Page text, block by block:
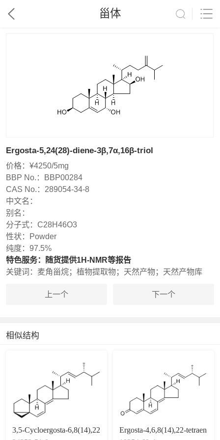
甾体
Ergosta-5,24(28)-diene-3β,7α,16β-triol
价格：¥4250/5mg
BBP No.： BBP00284
CAS No.： 289054-34-8
中文名：
别名：
分子式：C28H46O3
性状： Powder
纯度：97.5%
特色服务：
随货提供1H-NMR等报告
关键词：麦角甾烷；植物提取物；天然产物；天然产物库
上一个 下一个
相似结构
3,5-Cycloergosta-6,8(14),22
Ergosta-4,6,8(14),22-tetraen